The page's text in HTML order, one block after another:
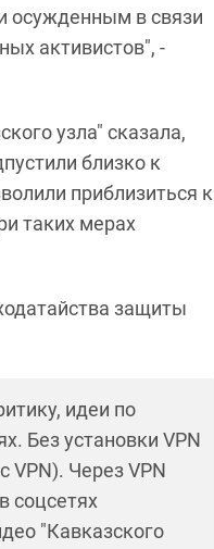
осужденным в связи
активистов", -
узла" сказала,
близко к
приблизиться к
таких мерах
защиты
идеи по
Без установки VPN
VPN). Через VPN
соцсетях
"Кавказского